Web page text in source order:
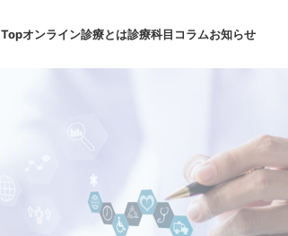
Topオンライン診療とは診療科目 コラムお知らせ